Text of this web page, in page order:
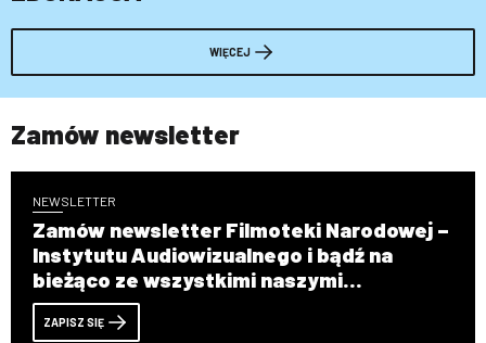
WIĘCEJ
Zamów newsletter
NEWSLETTER
Zamów newsletter Filmoteki Narodowej –
Instytutu Audiowizualnego i bądź na
bieżąco ze wszystkimi naszymi
wydarzeniami!
ZAPISZ SIĘ